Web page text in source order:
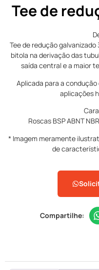
Tee de
Tee de redução galvanizado
bitola na derivação das
saída central e a maior
Aplicada para a
aplicações
Roscas BSP ABNT
* Imagem meramente
de
Compartilhe: